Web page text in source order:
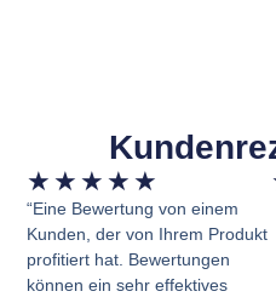
★ ★ ★ ★ ★
“Eine Bewertung von einem
Kunden, der von Ihrem Produkt
profitiert hat. Bewertungen
können ein sehr effektives